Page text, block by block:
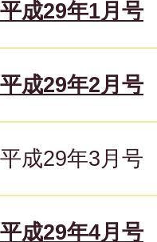
成29年1月号
成29年2月号
成29年3月号
成29年4月号